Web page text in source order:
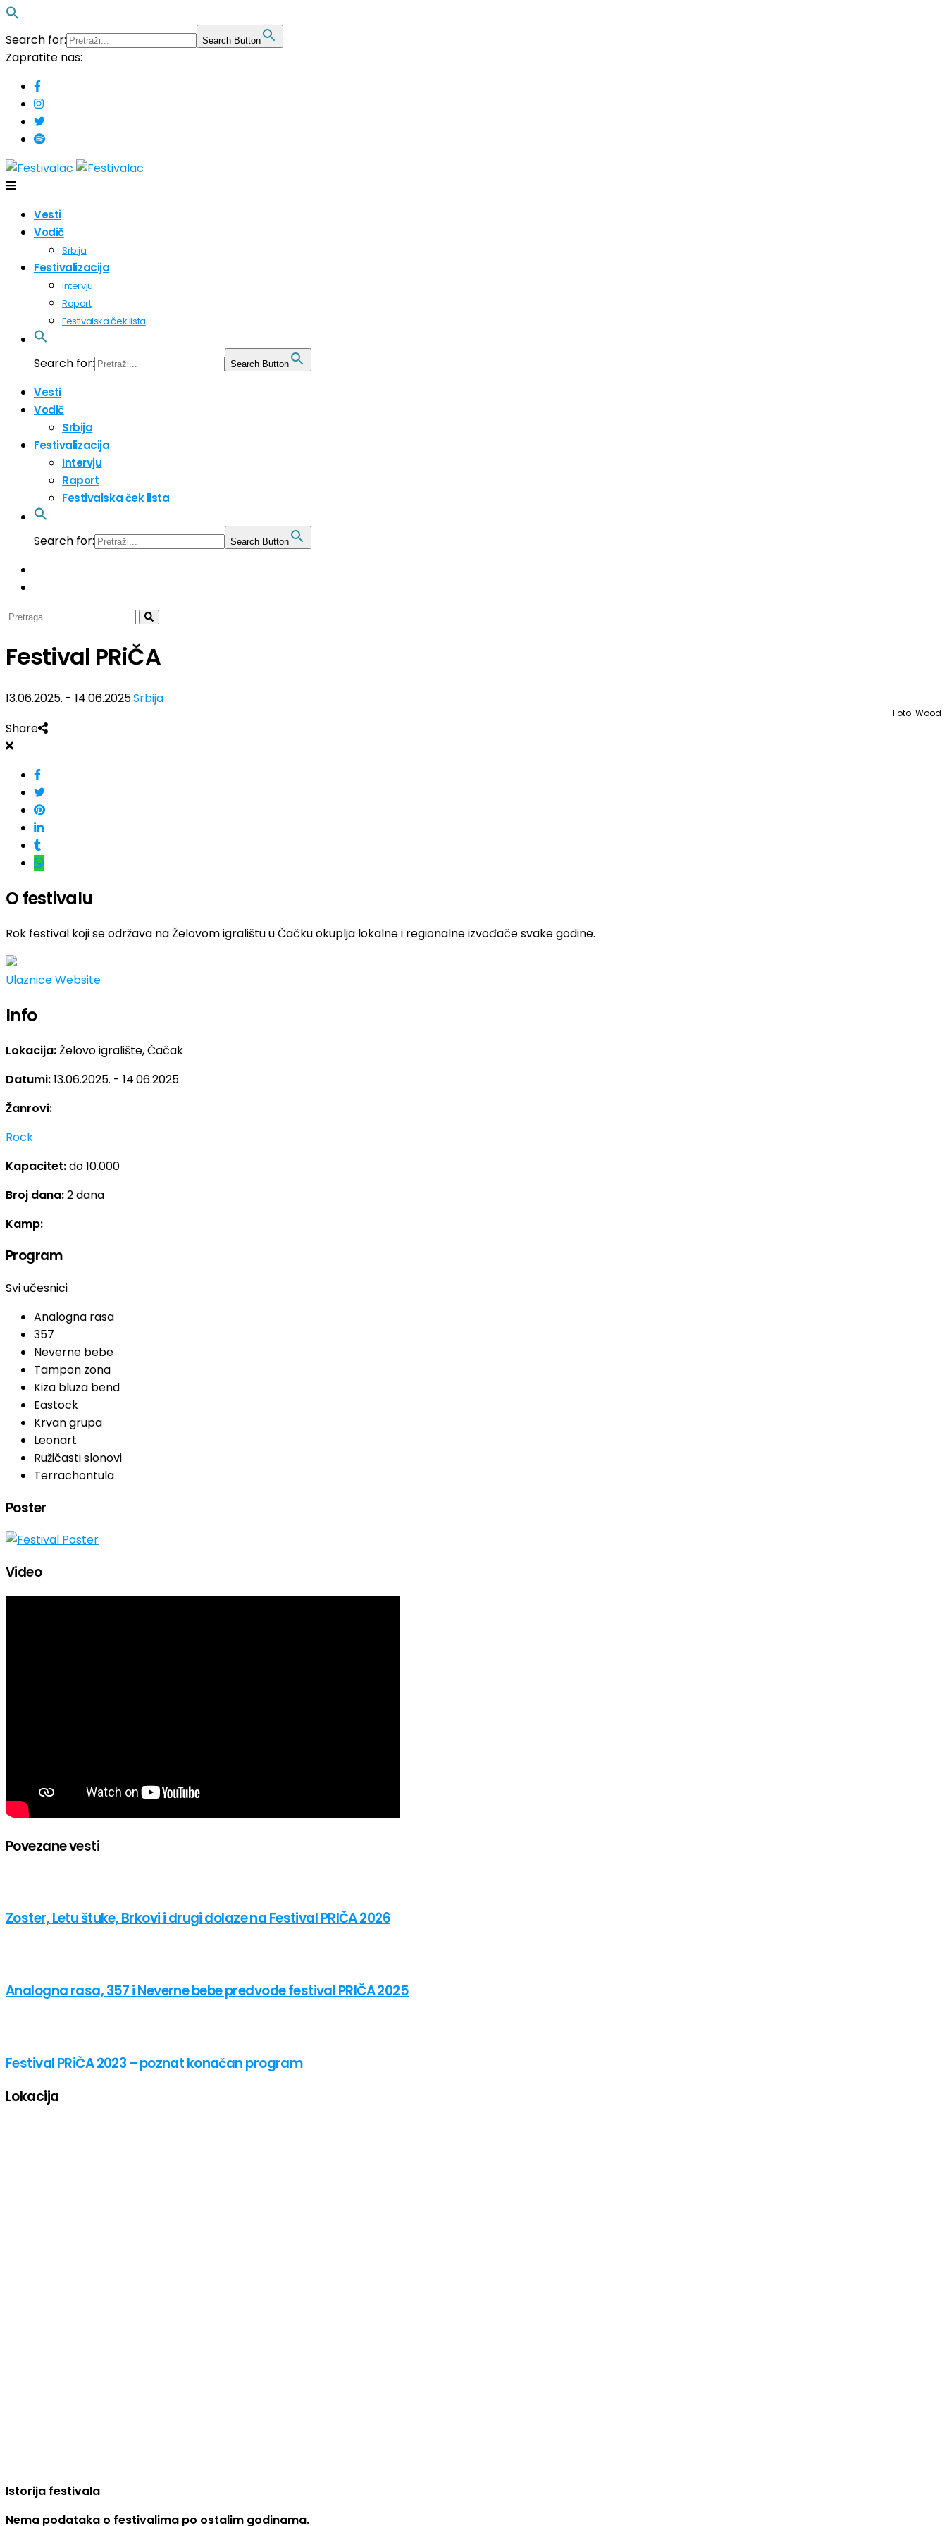
Search for: Search Button
Zapratite nas:
Vesti
Vodič
Srbija
Festivalizacija
Intervju
Raport
Festivalska ček lista
Search for: Search Button
Vesti
Vodič
Srbija
Festivalizacija
Intervju
Raport
Festivalska ček lista
Search for: Search Button
Festival PRiČA
13.06.2025. - 14.06.2025.Srbija
Foto: Wood
Share
O festivalu
Rok festival koji se održava na Želovom igralištu u Čačku okuplja lokalne i regionalne izvođače svake godine.
UlazniceWebsite
Info
Lokacija:Želovo igralište, Čačak
Datumi:13.06.2025. - 14.06.2025.
Žanrovi:
Rock
Kapacitet:do 10.000
Broj dana:2 dana
Kamp:
Program
Svi učesnici
Analogna rasa
357
Neverne bebe
Tampon zona
Kiza bluza bend
Eastock
Krvan grupa
Leonart
Ružičasti slonovi
Terrachontula
Poster
Video
Povezane vesti
Zoster, Letu štuke, Brkovi i drugi dolaze na Festival PRIČA 2026
Analogna rasa, 357 i Neverne bebe predvode festival PRIČA 2025
Festival PRiČA 2023 – poznat konačan program
Lokacija
Istorija festivala
Nema podataka o festivalima po ostalim godinama.